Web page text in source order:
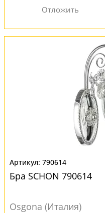
790614
Бра SCHON 790614
Osgona (Италия)